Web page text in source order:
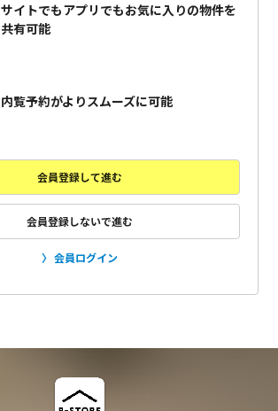
サイトでもアプリでもお気に入りの物件を
共有可能
内覧予約がよりスムーズに可能
会員登録して進む
会員登録しないで進む
会員ログイン